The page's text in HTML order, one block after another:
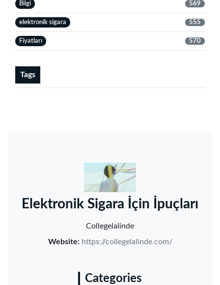
Bilgi 569
elektronik sigara 555
Fiyatları 570
Tags
‌Elektronik Sigara İçin İpuçları‌
Collegelalinde
Website: https://collegelalinde.com/
Categories